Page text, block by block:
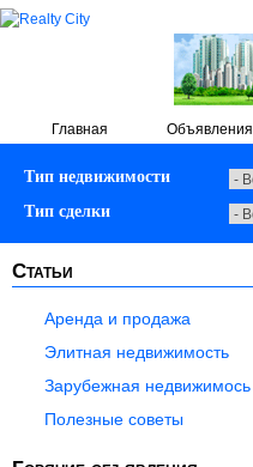
Главная Объявления
Тип недвижимости
Тип сделки
Статьи
Аренда и продажа
Элитная недвижимость
Зарубежная недвижимось
Полезные советы